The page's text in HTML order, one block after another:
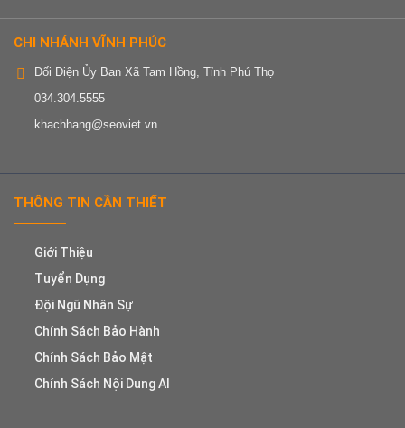
CHI NHÁNH VĨNH PHÚC
Đối Diện Ủy Ban Xã Tam Hồng, Tỉnh Phú Thọ
034.304.5555
khachhang@seoviet.vn
THÔNG TIN CẦN THIẾT
Giới Thiệu
Tuyển Dụng
Đội Ngũ Nhân Sự
Chính Sách Bảo Hành
Chính Sách Bảo Mật
Chính Sách Nội Dung AI